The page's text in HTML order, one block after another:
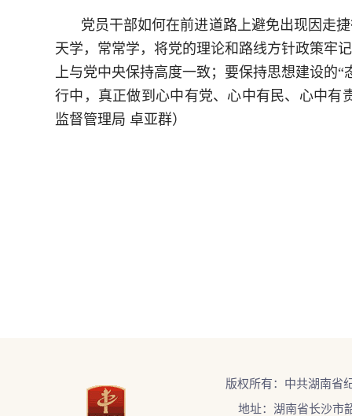
党员干部如何在前进道路上避免出现因走
天学，常常学，将党的理论和路线方针政策牢
上与党中央保持高度一致；要保持思想建设的
行中，真正做到心中有党、心中有民、心中有
监督管理局 卓亚群）
版权所有：中共湖南省
地址：湖南省长沙市